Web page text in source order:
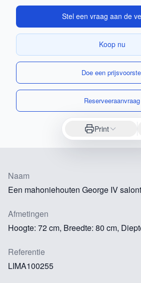
Stel een vraag aan de
Koop nu
Doe een
Reserveeraanvraag
Print
Naam
Een mahoniehouten George IV
Afmetingen
Hoogte: 72 cm, Breedte: 80 cm,
Referentie
LIMA100255